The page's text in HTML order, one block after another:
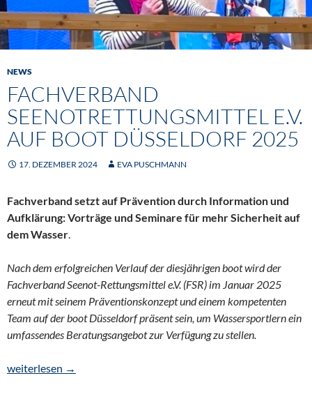
NEWS
FACHVERBAND
SEENOTRETTUNGSMITTEL E.V.
AUF BOOT DÜSSELDORF 2025
17. DEZEMBER 2024 EVA PUSCHMANN
Fachverband setzt auf Prävention durch Information und
Aufklärung: Vorträge und Seminare für mehr Sicherheit auf
dem Wasser.
Nach dem erfolgreichen Verlauf der diesjährigen boot wird der
Fachverband Seenot-Rettungsmittel e.V. (FSR) im Januar 2025
erneut mit seinem Präventionskonzept und einem kompetenten
Team auf der boot Düsseldorf präsent sein, um Wassersportlern ein
umfassendes Beratungsangebot zur Verfügung zu stellen.
Fachverband Seenotrettungsmittel e.V. auf boot Düsseldorf
weiterlesen →